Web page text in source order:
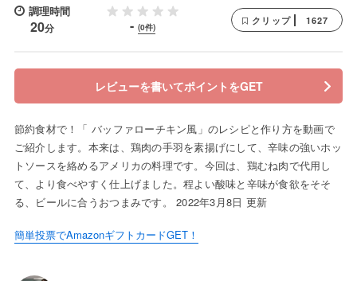
調理時間
20分 - (0件)
クリップ 1627
レビューを書いてポイントをGET
節約食材で！「 バッファローチキン風」のレシピと作り方を動画で
ご紹介します。本来は、鶏肉の手羽を素揚げにして、辛味の強いホッ
トソースを絡めるアメリカの料理です。今回は、鶏むね肉で代用し
て、より食べやすく仕上げました。程よい酸味と辛味が食欲をそそ
る、ビールに合うおつまみです。 2022年3月8日 更新
簡単投票でAmazonギフトカードGET！